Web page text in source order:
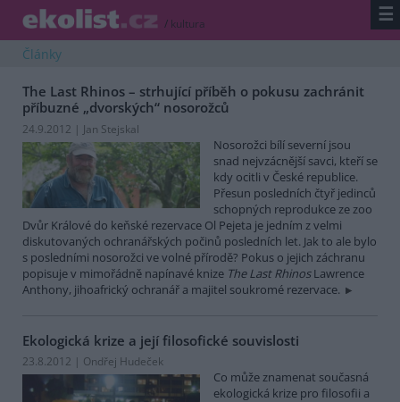
/ kultura ☰
Články
The Last Rhinos – strhující příběh o pokusu zachránit
příbuzné „dvorských“ nosorožců
24.9.2012 | Jan Stejskal
Nosorožci bílí severní jsou
snad nejvzácnější savci, kteří se
kdy ocitli v České republice.
Přesun posledních čtyř jedinců
schopných reprodukce ze zoo
Dvůr Králové do keňské rezervace Ol Pejeta je jedním z velmi
diskutovaných ochranářských počinů posledních let. Jak to ale bylo
s posledními nosorožci ve volné přírodě? Pokus o jejich záchranu
popisuje v mimořádně napínavé knize The Last RhinosLawrence
Anthony, jihoafrický ochranář a majitel soukromé rezervace.
Ekologická krize a její filosofické souvislosti
23.8.2012 | Ondřej Hudeček
Co může znamenat současná
ekologická krize pro filosofii a